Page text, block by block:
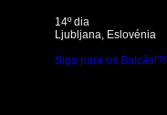
14º dia
Ljubljana, Eslovénia
Siga para os Balcãs!?!